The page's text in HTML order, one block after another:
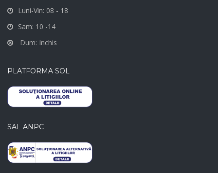
Luni-Vin: 08 - 18
Sam: 10 -14
Dum: Inchis
PLATFORMA SOL
SAL ANPC